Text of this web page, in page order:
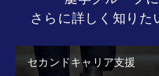
さらに詳しく知りた
セカンドキャリア支援